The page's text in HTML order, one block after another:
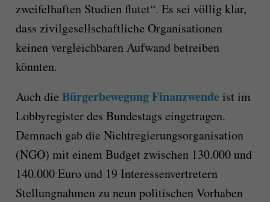
zweifelhaften Studien flutet“. Es sei völlig klar,
dass zivilgesellschaftliche Organisationen
keinen vergleichbaren Aufwand betreiben
könnten.
Auch die Bürgerbewegung Finanzwendeist im
Lobbyregister des Bundestags eingetragen.
Demnach gab die Nichtregierungsorganisation
(NGO) mit einem Budget zwischen 130.000 und
140.000 Euro und 19 Interessenvertretern
Stellungnahmen zu neun politischen Vorhaben